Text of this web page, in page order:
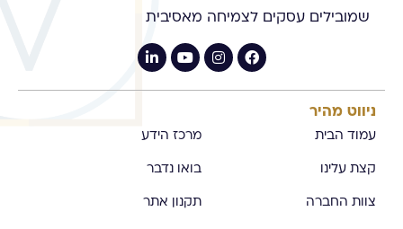
שמובילים עסקים לצמיחה מאסיבית
ניווט מהיר
עמוד הבית
קצת עלינו
צוות החברה
מרכז הידע
בואו נדבר
תקנון אתר